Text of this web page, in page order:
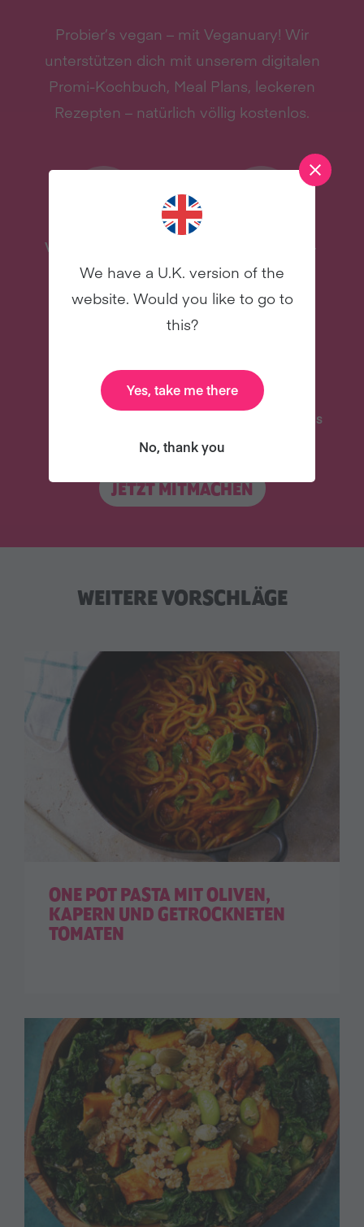
Probier’s vegan – mit Veganuary! Wir
unterstützen dich mit unserem digitalen
Promi-Kochbuch, Meal Plans, leckeren
Rezepten – natürlich völlig kostenlos.
Vegan on a Budget
Meal Plan
Neu
Veganuary Promi-
Kochbuch
Neu
31 hilfreiche E-Mails
JETZT MITMACHEN
WEITERE VORSCHLÄGE
ONE POT PASTA MIT OLIVEN,
KAPERN UND GETROCKNETEN
TOMATEN
We have a U.K. version of the
website. Would you like to go to
this?
Yes, take me there
No, thank you